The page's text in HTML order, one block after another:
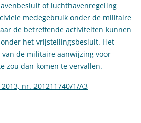
of luchthavenregeling
medegebruik onder de militaire
de betreffende activiteiten kunnen
het vrijstellingsbesluit. Het
de militaire aanwijzing voor
zou dan komen te vervallen.
nr. 201211740/1/A3